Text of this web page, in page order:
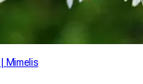
Mimelis